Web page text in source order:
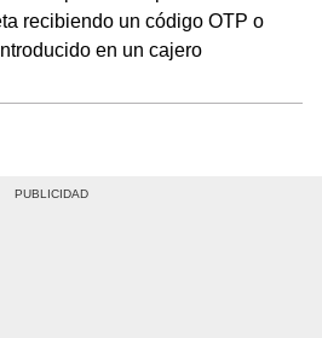
recibiendo un código OTP o
en un cajero